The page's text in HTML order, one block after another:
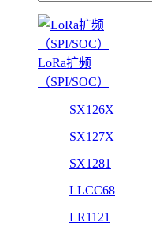
LoRa扩频
（SPI/SOC）
SX126X
SX127X
SX1281
LLCC68
LR1121